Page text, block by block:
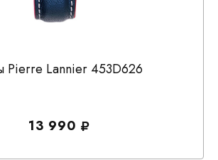
Pierre Lannier 453D626
13 990